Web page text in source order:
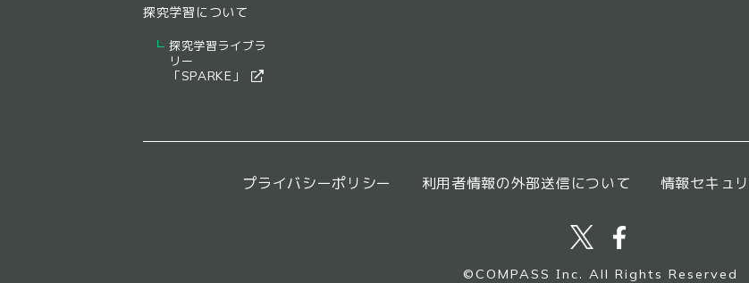
探究学習について
探究学習ライブラ
リー
​「SPARKE」​
プライバシーポリシー 利用者情報の外部送信について 情報セキュ
©︎COMPASS Inc. All Rights Reserved